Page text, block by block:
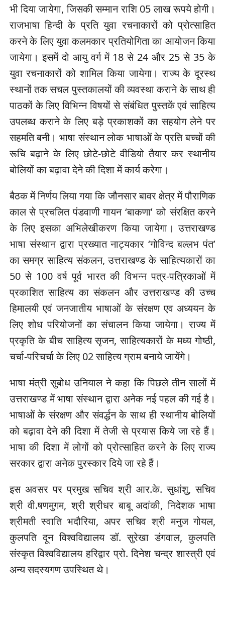
भी दिया जायेगा, जिसकी सम्मान राशि 05 लाख रूपये होगी।
राजभाषा हिन्दी के प्रति युवा रचनाकारों को प्रोत्साहित
करने के लिए युवा कलमकार प्रतियोगिता का आयोजन किया
जायेगा। इसमें दो आयु वर्ग में 18 से 24 और 25 से 35 के
युवा रचनाकारों को शामिल किया जायेगा। राज्य के दूरस्थ
स्थानों तक सचल पुस्तकालयों की व्यवस्था कराने के साथ ही
पाठकों के लिए विभिन्न विषयों से संबंधित पुस्तकें एवं साहित्य
उपलब्ध कराने के लिए बड़े प्रकाशकों का सहयोग लेने पर
सहमति बनी। भाषा संस्थान लोक भाषाओं के प्रति बच्चों की
रूचि बढ़ाने के लिए छोटे-छोटे वीडियो तैयार कर स्थानीय
बोलियों का बढ़ावा देने की दिशा में कार्य करेगा।
बैठक में निर्णय लिया गया कि जौनसार बावर क्षेत्र में पौराणिक
काल से प्रचलित पंडवाणी गायन ‘बाकणा’ को संरक्षित करने
के लिए इसका अभिलेखीकरण किया जायेगा। उत्तराखण्ड
भाषा संस्थान द्वारा प्रख्यात नाट्यकार ‘गोविन्द बल्लभ पंत’
का समग्र साहित्य संकलन, उत्तराखण्ड के साहित्यकारों का
50 से 100 वर्ष पूर्व भारत की विभन्न पत्र-पत्रिकाओं में
प्रकाशित साहित्य का संकलन और उत्तराखण्ड की उच्च
हिमालयी एवं जनजातीय भाषाओं के संरक्षण एव अध्ययन के
लिए शोध परियोजनों का संचालन किया जायेगा। राज्य में
प्रकृति के बीच साहित्य सृजन, साहित्यकारों के मध्य गोष्ठी,
चर्चा-परिचर्चा के लिए 02 साहित्य ग्राम बनाये जायेंगे।
भाषा मंत्री सुबोध उनियाल ने कहा कि पिछले तीन सालों में
उत्तराखण्ड में भाषा संस्थान द्वारा अनेक नई पहल की गई है।
भाषाओं के संरक्षण और संवर्द्धन के साथ ही स्थानीय बोलियों
को बढ़ावा देने की दिशा में तेजी से प्रयास किये जा रहे हैं।
भाषा की दिशा में लोगों को प्रोत्साहित करने के लिए राज्य
सरकार द्वारा अनेक पुरस्कार दिये जा रहे हैं।
इस अवसर पर प्रमुख सचिव श्री आर.के. सुधांशु, सचिव
श्री वी.षणमुगम, श्री श्रीधर बाबू अदांकी, निदेशक भाषा
श्रीमती स्वाति भदौरिया, अपर सचिव श्री मनुज गोयल,
कुलपति दून विश्वविद्यालय डॉ. सुरेखा डंगवाल, कुलपति
संस्कृत विश्वविद्यालय हरिद्वार प्रो. दिनेश चन्द्र शास्त्री एवं
अन्य सदस्यगण उपस्थित थे।